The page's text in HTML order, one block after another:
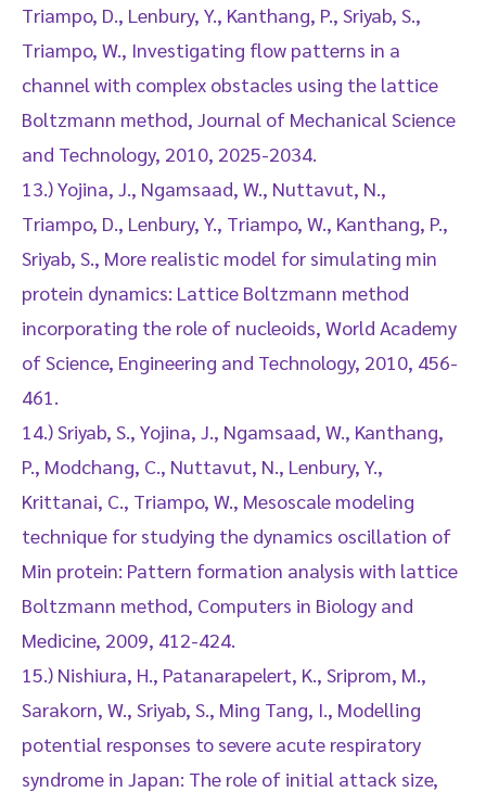
Triampo, D., Lenbury, Y., Kanthang, P., Sriyab, S.,
Triampo, W., Investigating flow patterns in a
channel with complex obstacles using the lattice
Boltzmann method, Journal of Mechanical Science
and Technology, 2010, 2025-2034.
13.) Yojina, J., Ngamsaad, W., Nuttavut, N.,
Triampo, D., Lenbury, Y., Triampo, W., Kanthang, P.,
Sriyab, S., More realistic model for simulating min
protein dynamics: Lattice Boltzmann method
incorporating the role of nucleoids, World Academy
of Science, Engineering and Technology, 2010, 456-
461.
14.) Sriyab, S., Yojina, J., Ngamsaad, W., Kanthang,
P., Modchang, C., Nuttavut, N., Lenbury, Y.,
Krittanai, C., Triampo, W., Mesoscale modeling
technique for studying the dynamics oscillation of
Min protein: Pattern formation analysis with lattice
Boltzmann method, Computers in Biology and
Medicine, 2009, 412-424.
15.) Nishiura, H., Patanarapelert, K., Sriprom, M.,
Sarakorn, W., Sriyab, S., Ming Tang, I., Modelling
potential responses to severe acute respiratory
syndrome in Japan: The role of initial attack size,